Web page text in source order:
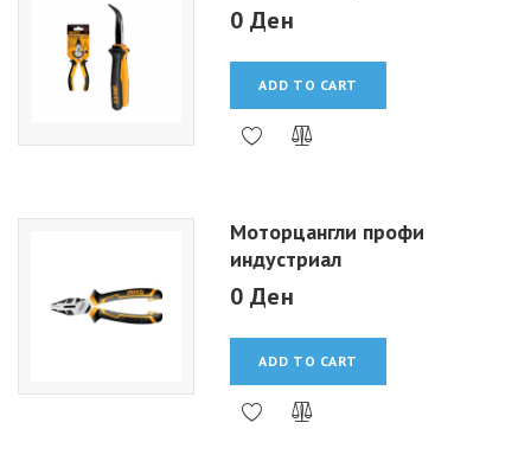
0 Ден
ADD TO CART
Моторцангли профи
индустриал
0 Ден
ADD TO CART